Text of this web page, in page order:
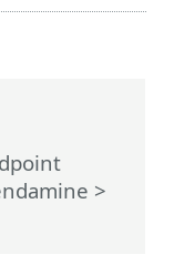
>